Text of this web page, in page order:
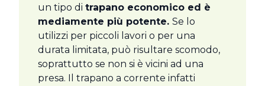
un tipo di trapano economico ed è
mediamente più potente. Se lo
utilizzi per piccoli lavori o per una
durata limitata, può risultare scomodo,
soprattutto se non si è vicini ad una
presa. Il trapano a corrente infatti